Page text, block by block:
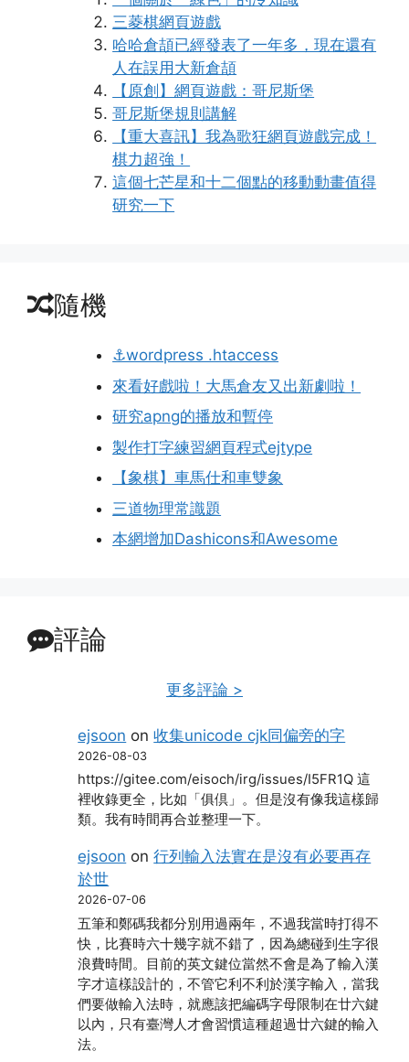
三菱棋網頁遊戲
哈哈倉頡已經發表了一年多，現在還有
人在誤用大新倉頡
【原創】網頁遊戲：哥尼斯堡
哥尼斯堡規則講解
【重大喜訊】我為歌狂網頁遊戲完成！
棋力超強！
這個七芒星和十二個點的移動動畫值得
研究一下
隨機
⚓wordpress .htaccess
來看好戲啦！大馬倉友又出新劇啦！
研究apng的播放和暫停
製作打字練習網頁程式ejtype
【象棋】車馬仕和車雙象
三道物理常識題
本網增加Dashicons和Awesome
評論
更多評論 >
ejsoon on收集unicode cjk同偏旁的字
2026-08-03
https://gitee.com/eisoch/irg/issues/I5FR1Q 這
裡收錄更全，比如「俱倶」。但是沒有像我這樣歸
類。我有時間再合並整理一下。
ejsoon on行列輸入法實在是沒有必要再存
於世
2026-07-06
五筆和鄭碼我都分別用過兩年，不過我當時打得不
快，比賽時六十幾字就不錯了，因為總碰到生字很
浪費時間。目前的英文鍵位當然不會是為了輸入漢
字才這樣設計的，不管它利不利於漢字輸入，當我
們要做輸入法時，就應該把編碼字母限制在廿六鍵
以內，只有臺灣人才會習慣這種超過廿六鍵的輸入
法。